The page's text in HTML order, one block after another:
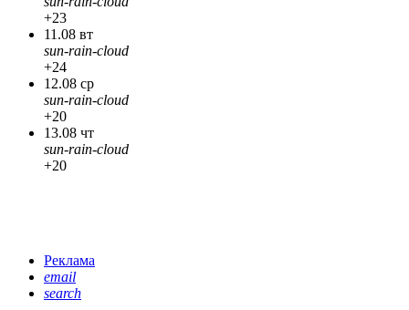
+23
11.08 вт
sun-rain-cloud
+24
12.08 ср
sun-rain-cloud
+20
13.08 чт
sun-rain-cloud
+20
Реклама
email
search